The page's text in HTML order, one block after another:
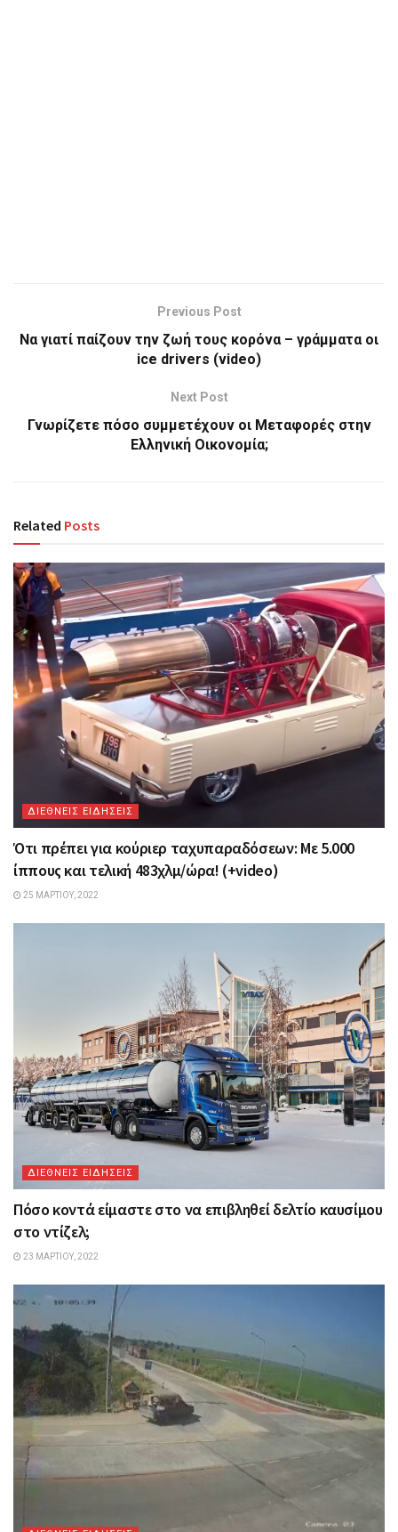
Previous Post
Να γιατί παίζουν την ζωή τους κορόνα – γράμματα οι
ice drivers (video)
Next Post
Γνωρίζετε πόσο συμμετέχουν οι Μεταφορές στην
Ελληνική Οικονομία;
Related Posts
ΔΙΕΘΝΕΙΣ ΕΙΔΗΣΕΙΣ
Ότι πρέπει για κούριερ ταχυπαραδόσεων: Με 5.000
ίππους και τελική 483χλμ/ώρα! (+video)
25 ΜΑΡΤΊΟΥ, 2022
ΔΙΕΘΝΕΙΣ ΕΙΔΗΣΕΙΣ
Πόσο κοντά είμαστε στο να επιβληθεί δελτίο καυσίμου
στο ντίζελ;
23 ΜΑΡΤΊΟΥ, 2022